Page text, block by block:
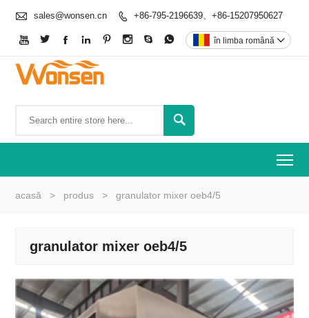
 sales@wonsen.cn  +86-795-2196639、+86-15207950627
        în limba română 

acasă > produs > granulator mixer oeb4/5
granulator mixer oeb4/5